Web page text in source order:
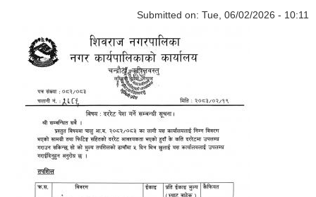
Submitted on: Tue, 06/02/2026 - 10:11